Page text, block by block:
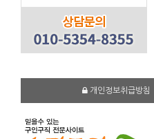
개인정보취급방침